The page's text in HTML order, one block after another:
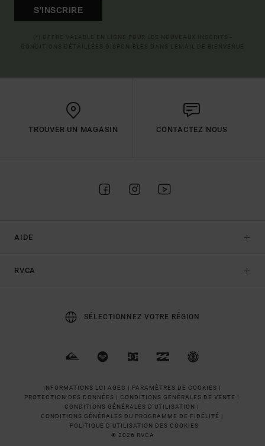
S'INSCRIRE
TROUVER UN MAGASIN CONTACTEZ NOUS
AIDE
RVCA
SÉLECTIONNEZ VOTRE RÉGION
INFORMATIONS LOI AGEC | PARAMÈTRES DE COOKIES |
PROTECTION DES DONNÉES | CONDITIONS GÉNÉRALES DE VENTE |
CONDITIONS GÉNÉRALES D'UTILISATION |
CONDITIONS GÉNÉRALES DU PROGRAMME DE FIDÉLITÉ |
POLITIQUE D'UTILISATION DES COOKIES
© 2026 RVCA